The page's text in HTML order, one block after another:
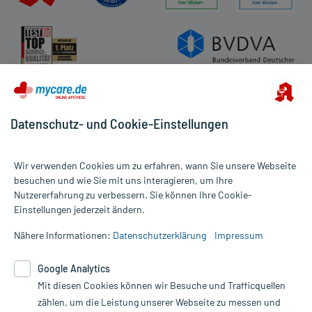
Alle Preise gelten inkl. MwSt., ggf. zzgl. Versandkosten
Informationen auf dieser Website werden ausschließlich für
die Untersuchung und Behandlung durch einen Arzt. Bitte
Therapien eingeleitet werden können. | Diese Webseite benutzt
Google Analytics. Lesen Sie bitte dazu die wichtigen Hinweise in
unserer Datenschutzerklärung. Für den Widerruf einer Bestellung
Datenschutz- und Cookie-Einstellungen
Wir verwenden Cookies um zu erfahren, wann Sie unsere Webseite
besuchen und wie Sie mit uns interagieren, um Ihre
Nutzererfahrung zu verbessern. Sie können Ihre Cookie-
Einstellungen jederzeit ändern.
Nähere Informationen: Datenschutzerklärung Impressum
Google Analytics
Mit diesen Cookies können wir Besuche und Trafficquellen
zählen, um die Leistung unserer Webseite zu messen und